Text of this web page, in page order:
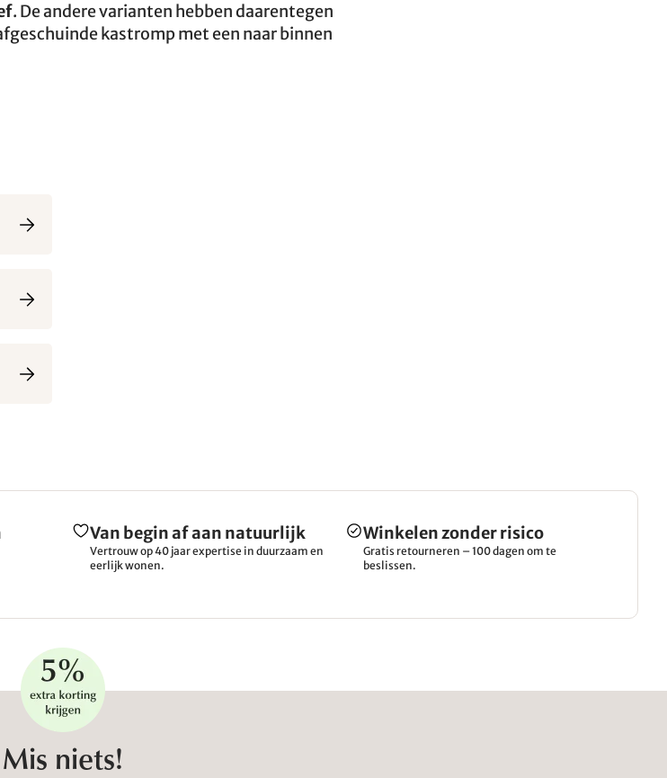
. De andere varianten hebben daarentegen
kastromp met een naar binnen
Van begin af aan natuurlijk
Vertrouw op 40 jaar expertise in duurzaam en
eerlijk wonen.
Winkelen zonder risico
Gratis retourneren – 100 dagen om te
beslissen.
Mis niets!